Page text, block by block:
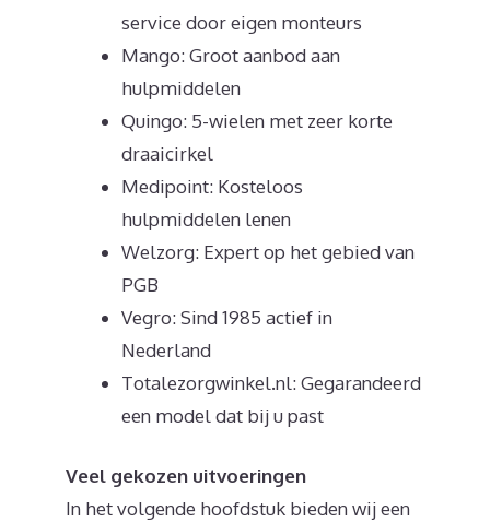
service door eigen monteurs
Mango: Groot aanbod aan
hulpmiddelen
Quingo: 5-wielen met zeer korte
draaicirkel
Medipoint: Kosteloos
hulpmiddelen lenen
Welzorg: Expert op het gebied van
PGB
Vegro: Sind 1985 actief in
Nederland
Totalezorgwinkel.nl: Gegarandeerd
een model dat bij u past
Veel gekozen uitvoeringen
In het volgende hoofdstuk bieden wij een